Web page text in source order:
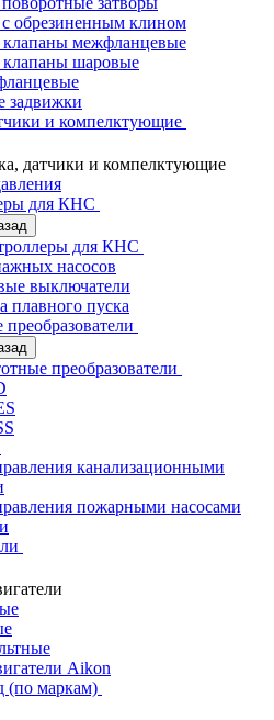
обрезиненным клином
межфланцевые
шаровые
задвижки
и компелктующие
датчики и компелктующие
для КНС
для КНС
насосов
выключатели
плавного пуска
преобразователи
канализационными
пожарными насосами
Aikon
(по маркам)